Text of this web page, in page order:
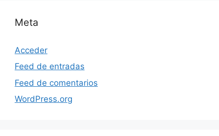
Meta
Acceder
Feed de entradas
Feed de comentarios
WordPress.org